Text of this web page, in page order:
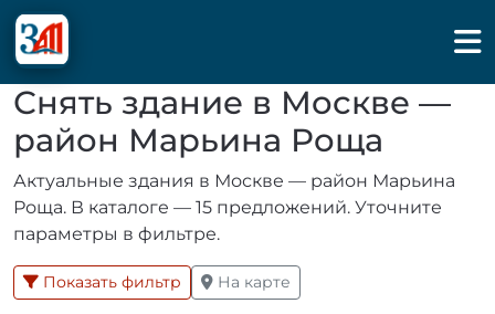
Снять здание в Москве —
район Марьина Роща
Актуальные здания в Москве — район Марьина
Роща. В каталоге — 15 предложений. Уточните
параметры в фильтре.
Показать фильтр На карте